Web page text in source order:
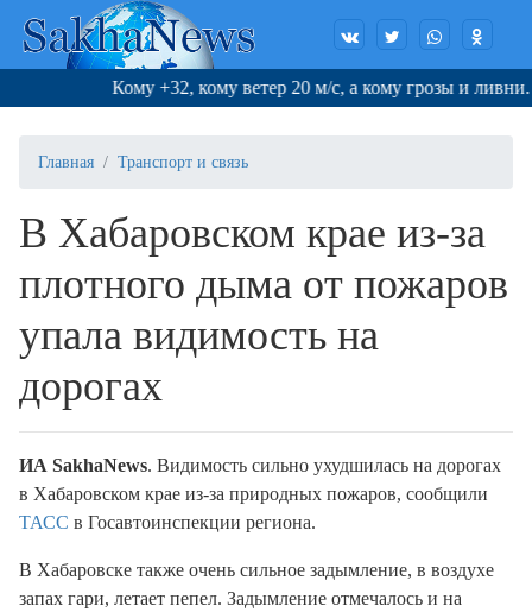
Кому +32, кому ветер 20 м/с, а кому грозы и ливни.
Главная Транспорт и связь
В Хабаровском крае из-за
плотного дыма от пожаров
упала видимость на
дорогах
ИА SakhaNews. Видимость сильно ухудшилась на дорогах
в Хабаровском крае из-за природных пожаров, сообщили
ТАСС в Госавтоинспекции региона.
В Хабаровске также очень сильное задымление, в воздухе
запах гари, летает пепел. Задымление отмечалось и на